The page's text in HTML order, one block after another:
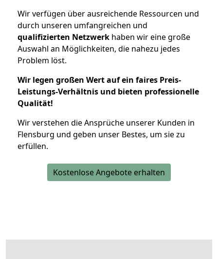
Wir verfügen über ausreichende Ressourcen und
durch unseren umfangreichen und
qualifizierten Netzwerk haben wir eine große
Auswahl an Möglichkeiten, die nahezu jedes
Problem löst.
Wir legen großen Wert auf ein faires Preis-
Leistungs-Verhältnis und bieten professionelle
Qualität!
Wir verstehen die Ansprüche unserer Kunden in
Flensburg und geben unser Bestes, um sie zu
erfüllen.
Kostenlose Angebote erhalten